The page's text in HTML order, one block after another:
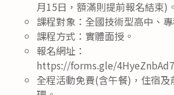
月15日，額滿則提前報名結束)。
課程對象：全國技術型高中、
課程方式：實體面授。
報名網址：
https://forms.gle/
全程活動免費(含午餐)，住宿及